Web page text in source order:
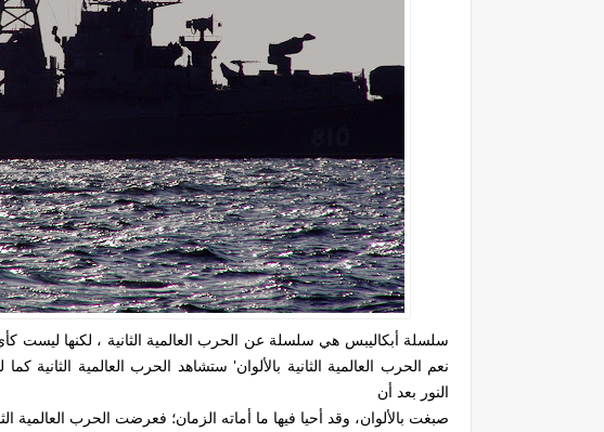
سلسلة أبكاليبس هي سلسلة عن الحرب العالمية الثانية ، لكنها ليست
نعم الحرب العالمية الثانية بالألوان' ستشاهد الحرب العالمية
النور بعد أن
صبغت بالألوان، وقد أحيا فيها ما أماته الزمان؛ فعرضت الحرب العالمية